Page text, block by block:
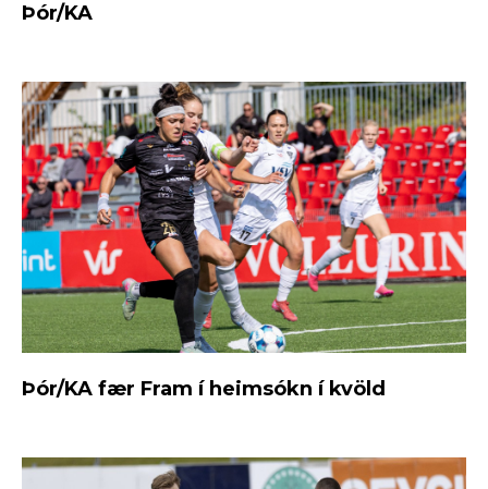
Þór/KA
Þór/KA fær Fram í heimsókn í kvöld